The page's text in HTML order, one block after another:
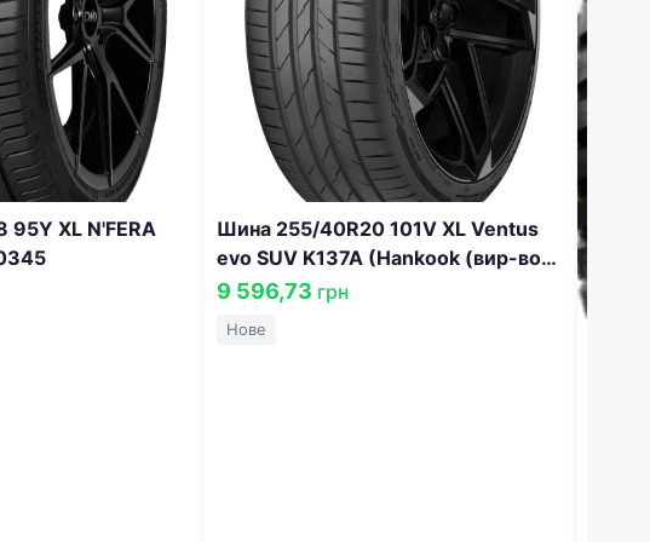
XL N'FERA
Шина 255/40R20 101V XL Ventus
evo SUV K137A (Hankook (вир-во
Угорщина) 1032200
9 596,73 грн
Нове